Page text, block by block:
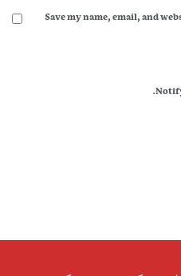
Save my name, email, and